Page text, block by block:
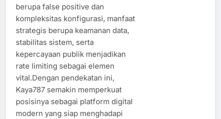
berupa false positive dan
kompleksitas konfigurasi, manfaat
strategis berupa keamanan data,
stabilitas sistem, serta
kepercayaan publik menjadikan
rate limiting sebagai elemen
vital.Dengan pendekatan ini,
Kaya787 semakin memperkuat
posisinya sebagai platform digital
modern yang siap menghadapi